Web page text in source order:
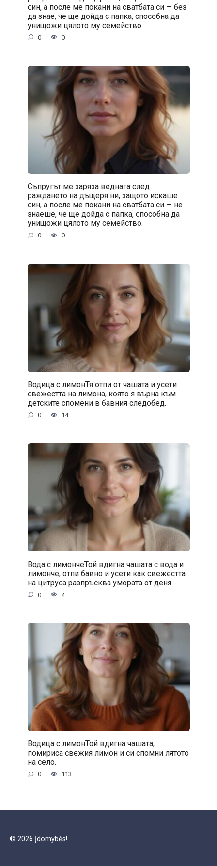
син, а после ме покани на сватбата си — без
да знае, че ще дойда с папка, способна да
унищожи цялото му семейство.
0 0
Съпругът ме заряза веднага след
раждането на дъщеря ни, защото искаше
син, а после ме покани на сватбата си — не
знаеше, че ще дойда с папка, способна да
унищожи цялото му семейство.
0 0
Водица с лимонТя отпи от чашата и усети
свежестта на лимона, която я върна към
детските спомени в бавния следобед.
0 14
Вода с лимончеТой вдигна чашата с вода и
лимонче, отпи бавно и усети как свежестта
на цитруса разпръсква умората от деня.
0 4
Водица с лимонТой вдигна чашата,
помириса свежия лимон и си спомни лятото
на село.
0 113
© 2026 Įdomybės!